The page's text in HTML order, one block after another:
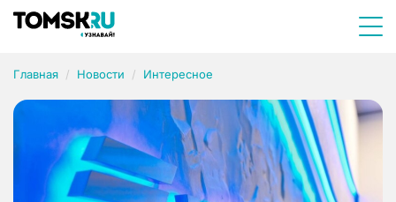
Главная Новости Интересное